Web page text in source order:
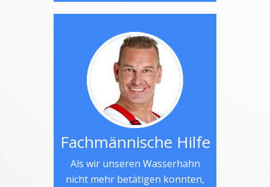
Fachmännische Hilfe
Als wir unseren Wasserhahn
nicht mehr betätigen konnten,